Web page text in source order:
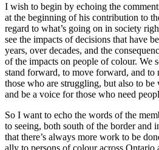
I wish to begin by echoing the
at the beginning of his contribution to
regard to what’s going on in society
see the impacts of decisions that have
years, over decades, and the
of the impacts on people of colour. We
stand forward, to move forward, and to
those who are struggling, but also to
and be a voice for those who need
So I want to echo the words of the
to seeing, both south of the border and
that there’s always more work to be
ally to persons of colour across Ontario